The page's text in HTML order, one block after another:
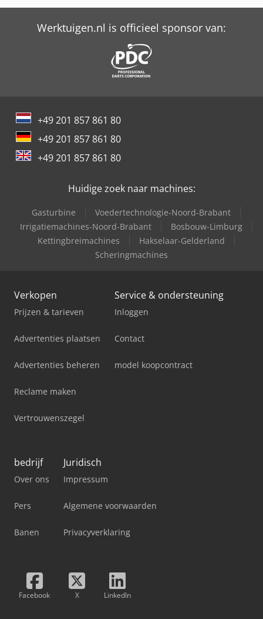
International 724
International 743
International 844
International 946
Werktuigen.nl is officieel sponsor van:
+49 201 857 861 80
+49 201 857 861 80
+49 201 857 861 80
Huidige zoek naar machines:
Gasturbine
Voedertechnologie-Noord-Brabant
Irrigatiemachines-Noord-Brabant
Bosbouw-Limburg
Kettingbreimachines
Hakselaar-Gelderland
Scheringmachines
Verkopen
Prijzen & tarieven
Advertenties plaatsen
Advertenties beheren
Reclame maken
Vertrouwenszegel
Service & ondersteuning
Inloggen
Contact
model koopcontract
bedrijf
Over ons
Pers
Banen
Juridisch
Impressum
Algemene voorwaarden
Privacyverklaring
Facebook X LinkedIn